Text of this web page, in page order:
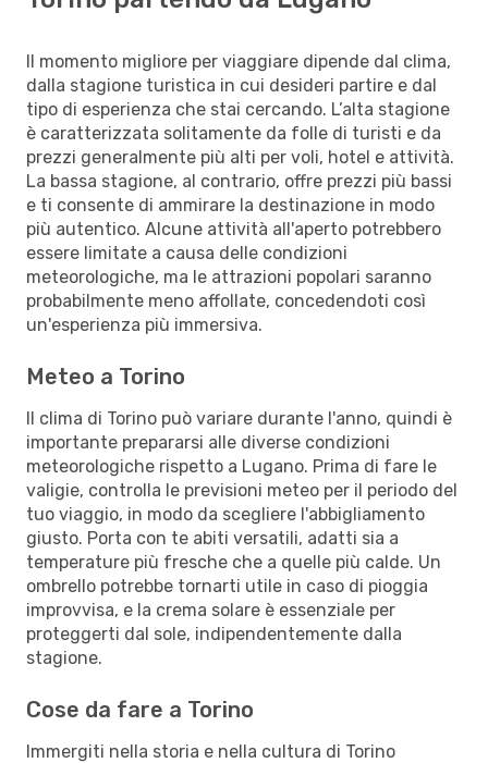
Il momento migliore per viaggiare dipende dal clima,
dalla stagione turistica in cui desideri partire e dal
tipo di esperienza che stai cercando. L’alta stagione
è caratterizzata solitamente da folle di turisti e da
prezzi generalmente più alti per voli, hotel e attività.
La bassa stagione, al contrario, offre prezzi più bassi
e ti consente di ammirare la destinazione in modo
più autentico. Alcune attività all'aperto potrebbero
essere limitate a causa delle condizioni
meteorologiche, ma le attrazioni popolari saranno
probabilmente meno affollate, concedendoti così
un'esperienza più immersiva.
Meteo a Torino
Il clima di Torino può variare durante l'anno, quindi è
importante prepararsi alle diverse condizioni
meteorologiche rispetto a Lugano. Prima di fare le
valigie, controlla le previsioni meteo per il periodo del
tuo viaggio, in modo da scegliere l'abbigliamento
giusto. Porta con te abiti versatili, adatti sia a
temperature più fresche che a quelle più calde. Un
ombrello potrebbe tornarti utile in caso di pioggia
improvvisa, e la crema solare è essenziale per
proteggerti dal sole, indipendentemente dalla
stagione.
Cose da fare a Torino
Immergiti nella storia e nella cultura di Torino